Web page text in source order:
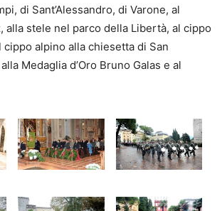
di Sant’Alessandro, di Varone, al
alla stele nel parco della Libertà, al cippo
alpino alla chiesetta di San
Medaglia d’Oro Bruno Galas e al